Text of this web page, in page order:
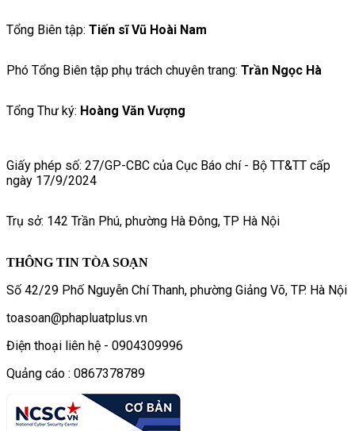
Tổng Biên tập: Tiến sĩ Vũ Hoài Nam
Phó Tổng Biên tập phụ trách chuyên trang: Trần Ngọc Hà
Tổng Thư ký: Hoàng Văn Vượng
Giấy phép số: 27/GP-CBC của Cục Báo chí - Bộ TT&TT cấp
ngày 17/9/2024
Trụ sở: 142 Trần Phú, phường Hà Đông, TP Hà Nội
THÔNG TIN TÒA SOẠN
Số 42/29 Phố Nguyễn Chí Thanh, phường Giảng Võ, TP. Hà Nội
toasoan@phapluatplus.vn
Điện thoại liên hệ - 0904309996
Quảng cáo : 0867378789